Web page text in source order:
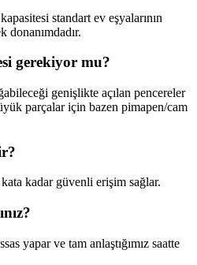
standart ev eşyalarının
donanımdadır.
gerekiyor mu?
genişlikte açılan pencereler
parçalar için bazen pimapen/cam
kadar güvenli erişim sağlar.
yapar ve tam anlaştığımız saatte